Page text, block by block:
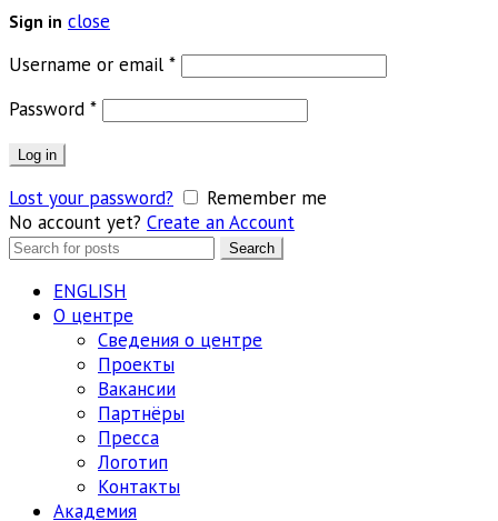
Sign in close
Username or email *Обязательно
Password *Обязательно
Log in
Lost your password?
Remember me
No account yet? Create an Account
Search
Search
ENGLISH
О центре
Сведения о центре
Проекты
Вакансии
Партнёры
Пресса
Логотип
Контакты
Академия